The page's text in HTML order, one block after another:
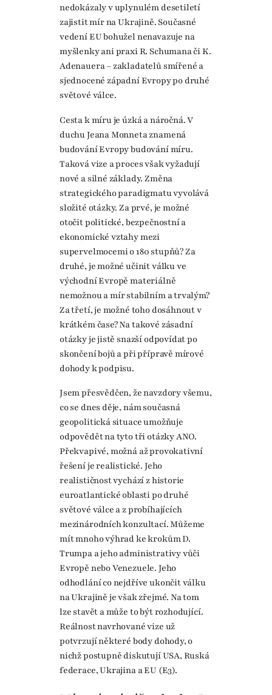
nedokázaly v uplynulém desetiletí
zajistit mír na Ukrajině. Současné
vedení EU bohužel nenavazuje na
myšlenky ani praxi R. Schumana či K.
Adenauera – zakladatelů smířené a
sjednocené západní Evropy po druhé
světové válce.
Cesta k míru je úzká a náročná. V
duchu Jeana Monneta znamená
budování Evropy budování míru.
Taková vize a proces však vyžadují
nové a silné základy. Změna
strategického paradigmatu vyvolává
složité otázky. Za prvé, je možné
otočit politické, bezpečnostní a
ekonomické vztahy mezi
supervelmocemi o 180 stupňů? Za
druhé, je možné učinit válku ve
východní Evropě materiálně
nemožnou a mír stabilním a trvalým?
Za třetí, je možné toho dosáhnout v
krátkém čase? Na takové zásadní
otázky je jistě snazší odpovídat po
skončení bojů a při přípravě mírové
dohody k podpisu.
Jsem přesvědčen, že navzdory všemu,
co se dnes děje, nám současná
geopolitická situace umožňuje
odpovědět na tyto tři otázky ANO.
Překvapivé, možná až provokativní
řešení je realistické. Jeho
realističnost vychází z historie
euroatlantické oblasti po druhé
světové válce a z probíhajících
mezinárodních konzultací. Můžeme
mít mnoho výhrad ke krokům D.
Trumpa a jeho administrativy vůči
Evropě nebo Venezuele. Jeho
odhodlání co nejdříve ukončit válku
na Ukrajině je však zřejmé. Na tom
lze stavět a může to být rozhodující.
Reálnost navrhované vize už
potvrzují některé body dohody, o
nichž postupně diskutují USA, Ruská
federace, Ukrajina a EU (E3).